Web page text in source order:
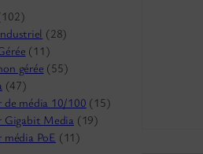
(28)
(11)
gérée (55)
(47)
de média 10/100 (15)
Gigabit Media (19)
média PoE (11)